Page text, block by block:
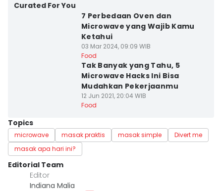
Curated For You
7 Perbedaan Oven dan
Microwave yang Wajib Kamu
Ketahui
03 Mar 2024, 09:09 WIB
Food
Tak Banyak yang Tahu, 5
Microwave Hacks Ini Bisa
Mudahkan Pekerjaanmu
12 Jun 2021, 20:04 WIB
Food
Topics
microwave masak praktis masak simple
Divert me
masak apa hari ini?
Editorial Team
Editor
Indiana Malia